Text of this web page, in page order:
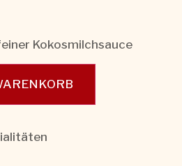
Kokosmilchsauce